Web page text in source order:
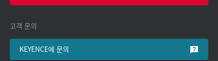
고객 문의
KEYENCE에 문의